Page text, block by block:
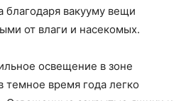
благодаря вакууму вещи
от влаги и насекомых.
освещение в зоне
темное время года легко